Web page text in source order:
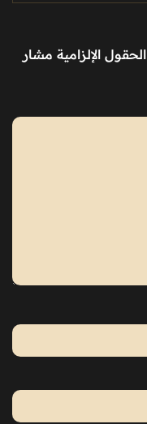
الحقول الإلزامية مشار